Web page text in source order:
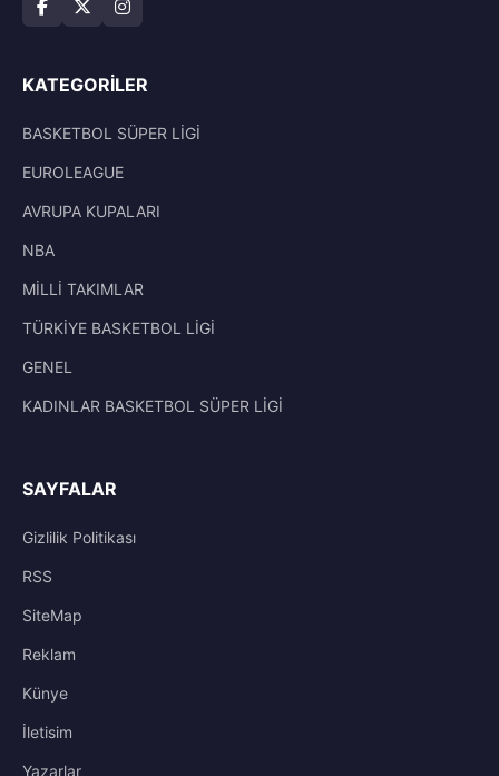
KATEGORILER
BASKETBOL SÜPER LİGİ
EUROLEAGUE
AVRUPA KUPALARI
NBA
MİLLİ TAKIMLAR
TÜRKİYE BASKETBOL LİGİ
GENEL
KADINLAR BASKETBOL SÜPER LİGİ
SAYFALAR
Gizlilik Politikası
RSS
SiteMap
Reklam
Künye
İletisim
Yazarlar